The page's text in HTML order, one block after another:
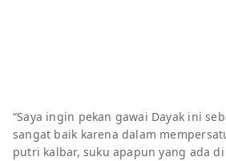
“Saya ingin pekan gawai Dayak ini
sangat baik karena dalam
putri kalbar, suku apapun yang ada